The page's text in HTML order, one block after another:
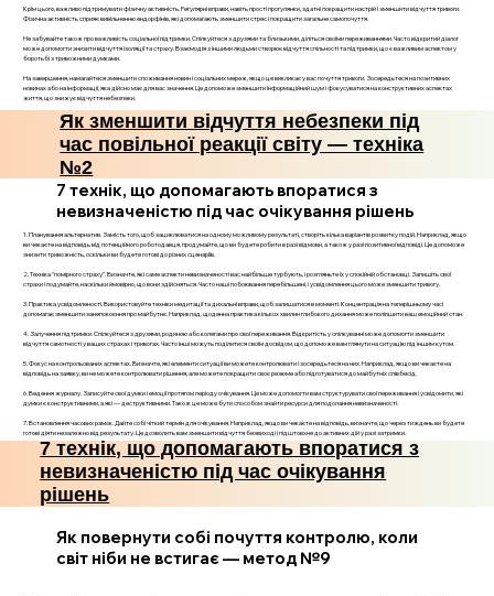
Крім цього, важливо підтримувати фізичну активність. Регулярні вправи, навіть прості прогулянки, здатні покращити настрій і зменшити відчуття тривоги.
Фізична активність сприяє вивільненню ендорфінів, які допомагають зменшити стрес і покращити загальне самопочуття.
Не забувайте також про важливість соціальної підтримки. Спілкуйтеся з друзями та близькими, діліться своїми переживаннями. Часто відкритий діалог
може допомогти знизити відчуття ізоляції та страху. Взаємодія з іншими людьми створює відчуття спільності та підтримки, що є важливим аспектом у
боротьбі з тривожними думками.
На завершення, намагайтеся зменшити споживання новин і соціальних мереж, якщо це викликає у вас почуття тривоги. Зосередьтеся на позитивних
новинах або на інформації, яка дійсно має для вас значення. Це допоможе зменшити інформаційний шум і фокусуватися на конструктивних аспектах
життя, що знижує відчуття небезпеки.
Як зменшити відчуття небезпеки під
час повільної реакції світу — техніка
№2
7 технік, що допомагають впоратися з
невизначеністю під час очікування рішень
1. Планування альтернатив. Замість того, щоб зациклюватися на одному можливому результаті, створіть кілька варіантів розвитку подій. Наприклад, якщо
ви чекаєте на відповідь від потенційного роботодавця, продумайте, що ви будете робити в разі відмови, а також у разі позитивної відповіді. Це допоможе
знизити тривожність, оскільки ви будете готові до різних сценаріїв.
2. Техніка "помірного страху". Визначте, які саме аспекти невизначеності вас найбільше турбують, і розгляньте їх у спокійній обстановці. Запишіть свої
страхи і подумайте, наскільки ймовірно, що вони здійсняться. Часто наші побоювання перебільшені, і усвідомлення цього може зменшити тривогу.
3. Практика усвідомленості. Використовуйте техніки медитації та дихальні вправи, щоб залишатися в моменті. Концентрація на теперішньому часі
допомагає зменшити занепокоєння про майбутнє. Наприклад, щоденна практика кількох хвилин глибокого дихання може поліпшити ваш емоційний стан.
4. Залучення підтримки. Спілкуйтеся з друзями, родиною або колегами про свої переживання. Відкритість у спілкуванні може допомогти зменшити
відчуття самотності у ваших страхах і тривогах. Часто інші можуть поділитися своїм досвідом, що допоможе вам глянути на ситуацію під іншим кутом.
5. Фокус на контрольованих аспектах. Визначте, які елементи ситуації ви можете контролювати і зосередьтеся на них. Наприклад, якщо ви чекаєте на
відповідь на заявку, ви не можете контролювати рішення, але можете покращити своє резюме або підготуватися до майбутніх співбесід.
6. Ведення журналу. Записуйте свої думки і емоції протягом періоду очікування. Це може допомогти вам структурувати свої переживання і усвідомити, які
думки є конструктивними, а які — деструктивними. Також це може бути способом знайти ресурси для подолання невизначеності.
7. Встановлення часових рамок. Дайте собі чіткий термін для очікування. Наприклад, якщо ви чекаєте на відповідь, визначте, що через тиждень ви будете
готові діяти незалежно від результату. Це дозволить вам зменшити відчуття безвиході і підштовхне до активних дій у разі затримки.
7 технік, що допомагають впоратися з
невизначеністю під час очікування
рішень
Як повернути собі почуття контролю, коли
світ ніби не встигає — метод №9